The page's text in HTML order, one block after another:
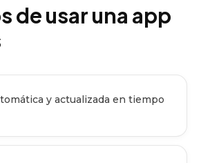
de usar una app
y actualizada en tiempo